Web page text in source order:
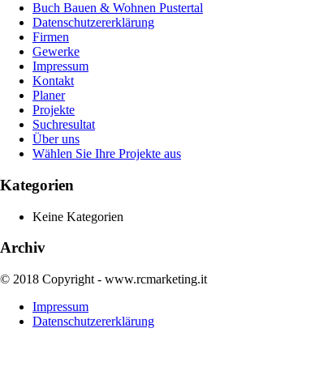
Buch Bauen & Wohnen Pustertal
Datenschutzererklärung
Firmen
Gewerke
Impressum
Kontakt
Planer
Projekte
Suchresultat
Über uns
Wählen Sie Ihre Projekte aus
Kategorien
Keine Kategorien
Archiv
© 2018 Copyright - www.rcmarketing.it
Impressum
Datenschutzererklärung